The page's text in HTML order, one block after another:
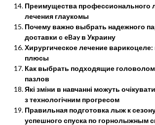
Преимущества профессионального
лечения глаукомы
Почему важно выбрать надежного
доставки с eBay в Украину
Хирургическое лечение
плюсы
Как выбрать подходящие
пазлов
Які зміни в навчанні можуть
з технологічним прогресом
Правильная подготовка лыж к
успешного спуска по горнолыжным